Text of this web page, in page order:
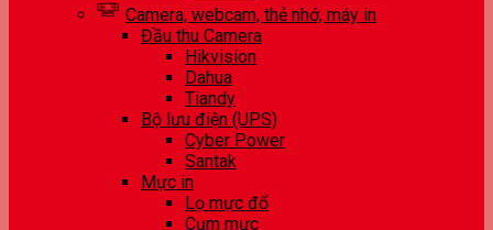
Camera, webcam, thẻ nhớ, máy in
Đầu thu Camera
Hikvision
Dahua
Tiandy
Bộ lưu điện (UPS)
Cyber Power
Santak
Mực in
Lọ mực đổ
Cụm mực